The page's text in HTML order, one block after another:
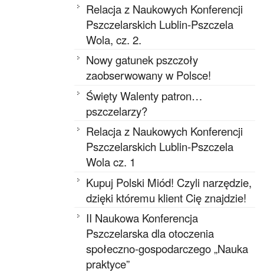
Relacja z Naukowych Konferencji
Pszczelarskich Lublin-Pszczela
Wola, cz. 2.
Nowy gatunek pszczoły
zaobserwowany w Polsce!
Święty Walenty patron…
pszczelarzy?
Relacja z Naukowych Konferencji
Pszczelarskich Lublin-Pszczela
Wola cz. 1
Kupuj Polski Miód! Czyli narzędzie,
dzięki któremu klient Cię znajdzie!
II Naukowa Konferencja
Pszczelarska dla otoczenia
społeczno-gospodarczego „Nauka
praktyce”